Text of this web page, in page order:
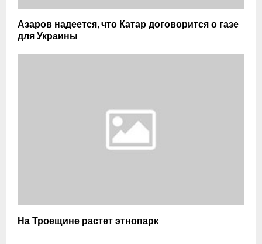
Азаров надеется, что Катар договорится о газе
для Украины
На Троещине растет этнопарк